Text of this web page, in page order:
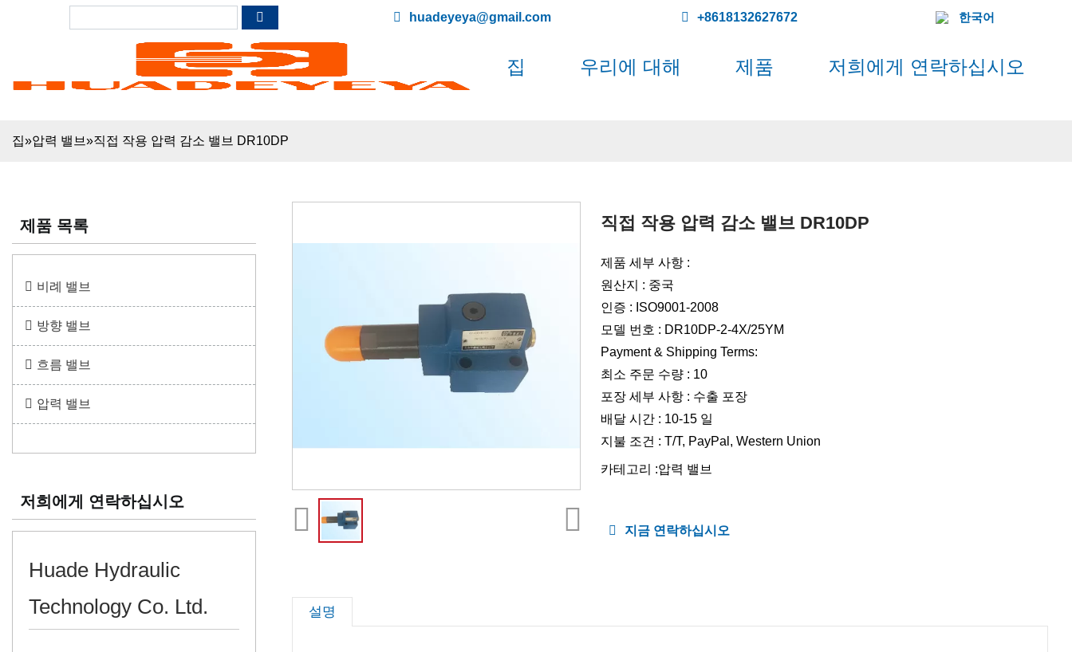
huadeyeya@gmail.com +8618132627672 한국어
집 우리에 대해 제품 저희에게 연락하십시오
집»압력 밸브»직접 작용 압력 감소 밸브 DR10DP
제품 목록
비례 밸브
방향 밸브
흐름 밸브
압력 밸브
저희에게 연락하십시오
Huade Hydraulic
Technology Co. Ltd.
직접 작용 압력 감소 밸브 DR10DP
제품 세부 사항 :
원산지 : 중국
인증 : ISO9001-2008
모델 번호 : DR10DP-2-4X/25YM
Payment & Shipping Terms:
최소 주문 수량 : 10
포장 세부 사항 : 수출 포장
배달 시간 : 10-15 일
지불 조건 : T/T, PayPal, Western Union
카테고리 :압력 밸브
지금 연락하십시오
설명